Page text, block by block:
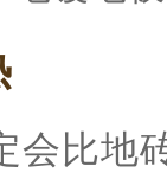
会比地